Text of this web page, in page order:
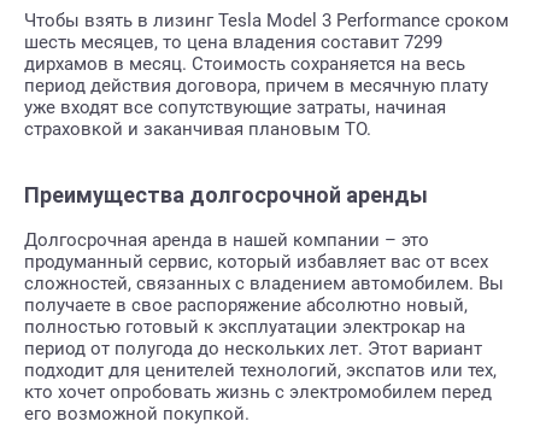
Чтобы взять в лизинг Tesla Model 3 Performance сроком
шесть месяцев, то цена владения составит 7299
дирхамов в месяц. Стоимость сохраняется на весь
период действия договора, причем в месячную плату
уже входят все сопутствующие затраты, начиная
страховкой и заканчивая плановым ТО.
Преимущества долгосрочной аренды
Долгосрочная аренда в нашей компании – это
продуманный сервис, который избавляет вас от всех
сложностей, связанных с владением автомобилем. Вы
получаете в свое распоряжение абсолютно новый,
полностью готовый к эксплуатации электрокар на
период от полугода до нескольких лет. Этот вариант
подходит для ценителей технологий, экспатов или тех,
кто хочет опробовать жизнь с электромобилем перед
его возможной покупкой.